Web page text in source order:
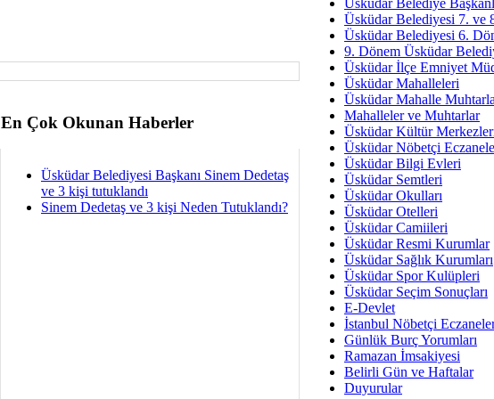
En Çok Okunan Haberler
Üsküdar Belediyesi Başkanı Sinem Dedetaş
ve 3 kişi tutuklandı
Sinem Dedetaş ve 3 kişi Neden Tutuklandı?
İmar Sorunlarının Genel
Arakan
Bayramın
Ruhsal
Üsküdar
Üsküdar Belediye
Üsküdar Belediyesi 7. ve
Üsküdar Belediyesi 6.
9. Dönem Üsküdar
Üsküdar İlçe Emniyet
Üsküdar Mahalleleri
Üsküdar Mahalle
Mahalleler ve Muhtarlar
Üsküdar Kültür
Üsküdar Nöbetçi
Üsküdar Bilgi Evleri
Üsküdar Semtleri
Üsküdar Okulları
Üsküdar Otelleri
Üsküdar Camiileri
Üsküdar Resmi Kurumlar
Üsküdar Sağlık Kurumları
Üsküdar Spor Kulüpleri
Üsküdar Seçim Sonuçları
E-Devlet
İstanbul Nöbetçi
Günlük Burç Yorumları
Ramazan İmsakiyesi
Belirli Gün ve Haftalar
Duyurular